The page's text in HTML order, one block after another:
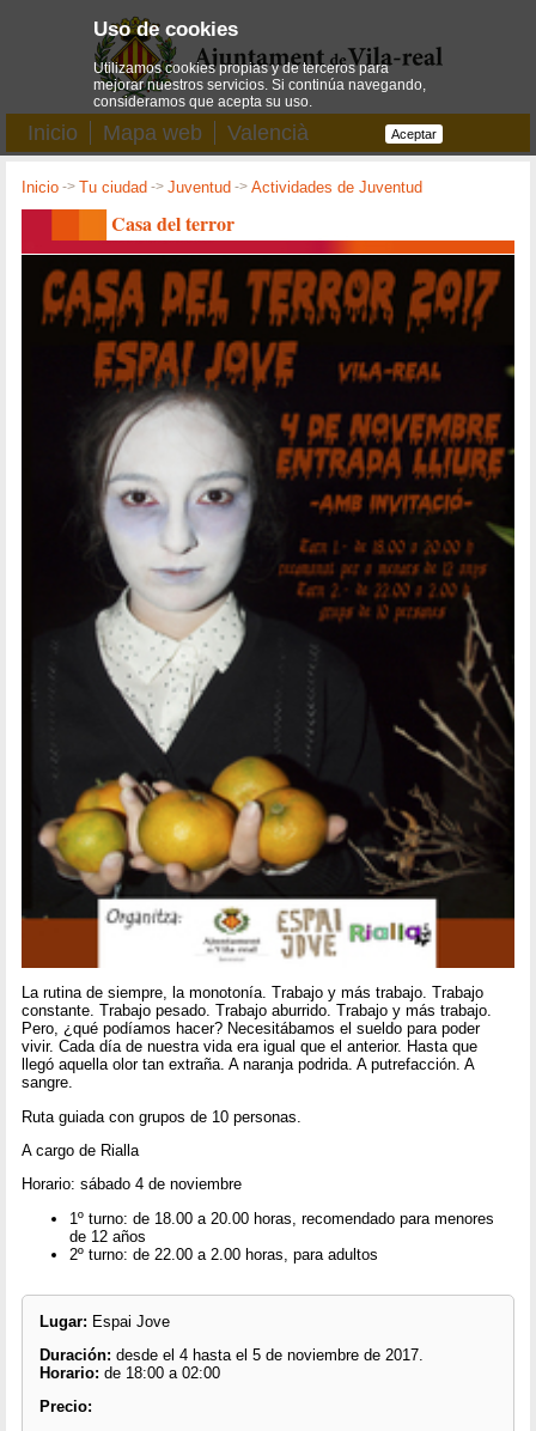
Inicio Mapa web Valencià
Inicio ->Tu ciudad ->Juventud ->Actividades de Juventud
Casa del terror
La rutina de siempre, la monotonía. Trabajo y más trabajo. Trabajo
constante. Trabajo pesado. Trabajo aburrido. Trabajo y más trabajo.
Pero, ¿qué podíamos hacer? Necesitábamos el sueldo para poder
vivir. Cada día de nuestra vida era igual que el anterior. Hasta que
llegó aquella olor tan extraña. A naranja podrida. A putrefacción. A
sangre.
Ruta guiada con grupos de 10 personas.
A cargo de Rialla
Horario: sábado 4 de noviembre
1º turno: de 18.00 a 20.00 horas, recomendado para menores
de 12 años
2º turno: de 22.00 a 2.00 horas, para adultos
Lugar: Espai Jove
Duración: desde el 4 hasta el 5 de noviembre de 2017.
Horario: de 18:00 a 02:00
Precio:
Uso de cookies
Utilizamos cookies propias y de terceros para
mejorar nuestros servicios. Si continúa navegando,
consideramos que acepta su uso.
Aceptar